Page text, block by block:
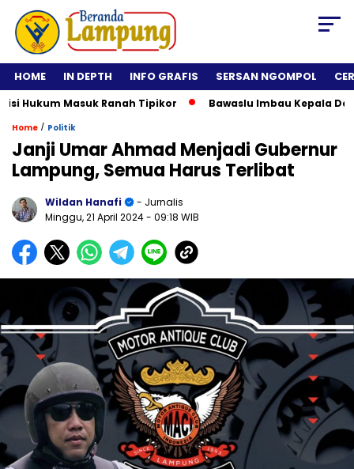
HOME IN DEPTH INFO GRAFIS SERSAN NGOMPOL
Masuk Ranah Tipikor Bawaslu Imbau Kepala
Home / Politik
Janji Umar Ahmad Menjadi Gubernur
Lampung, Semua Harus Terlibat
Wildan Hanafi
- Jurnalis
Minggu, 21 April 2024- 09:18 WIB